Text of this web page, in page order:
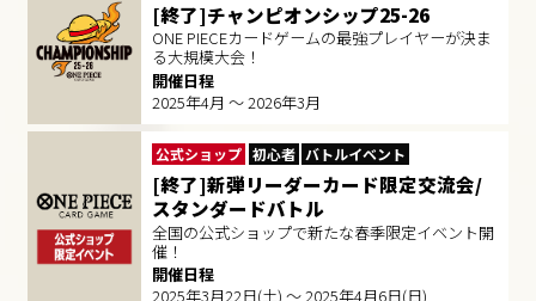
[終了]チャンピオンシップ25-26
ONE PIECEカードゲームの最強プレイヤーが決ま
る大規模大会！
開催日程
2025年4月 ～ 2026年3月
公式ショップ 初心者 バトルイベント
[終了]新弾リーダーカード限定交流会/
スタンダードバトル
全国の公式ショップで新たな春季限定イベント開
催！
開催日程
2025年3月22日(土) ～ 2025年4月6日(日)